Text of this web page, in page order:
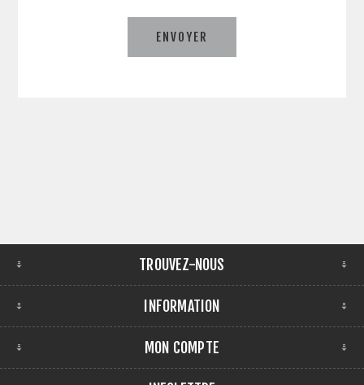
ENVOYER
TROUVEZ-NOUS
INFORMATION
MON COMPTE